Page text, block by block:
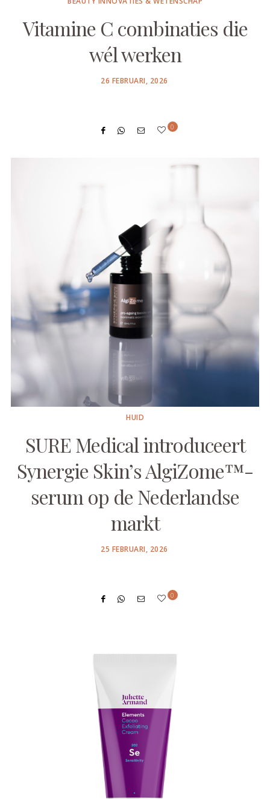
Vitamine C combinaties die
wél werken
POSTED
26 FEBRUARI, 2026
0
HUID
SURE Medical introduceert
Synergie Skin’s AlgiZome™-
serum op de Nederlandse
markt
POSTED
25 FEBRUARI, 2026
0